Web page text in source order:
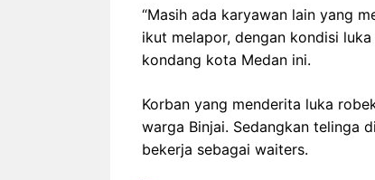
“Masih ada karyawan lain yang
ikut melapor, dengan kondisi
kondang kota Medan ini.
Korban yang menderita luka
warga Binjai. Sedangkan telinga
bekerja sebagai waiters.